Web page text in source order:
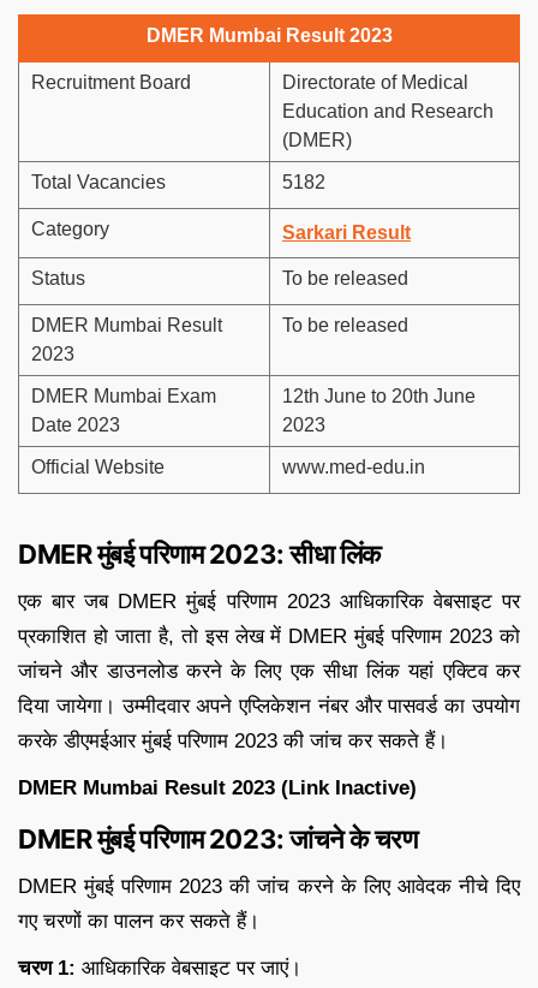
DMER Mumbai Result 2023
Recruitment Board
Directorate of Medical
Education and Research
(DMER)
Total Vacancies 5182
Category Sarkari Result
Status To be released
DMER Mumbai Result
2023
To be released
DMER Mumbai Exam
Date 2023
12th June to 20th June
2023
Official Website www.med-edu.in
DMER मुंबई परिणाम 2023: सीधा लिंक
एक बार जब DMER मुंबई परिणाम 2023 आधिकारिक वेबसाइट पर
प्रकाशित हो जाता है, तो इस लेख में DMER मुंबई परिणाम 2023 को
जांचने और डाउनलोड करने के लिए एक सीधा लिंक यहां एक्टिव कर
दिया जायेगा। उम्मीदवार अपने एप्लिकेशन नंबर और पासवर्ड का उपयोग
करके डीएमईआर मुंबई परिणाम 2023 की जांच कर सकते हैं।
DMER Mumbai Result 2023 (Link Inactive)
DMER मुंबई परिणाम 2023: जांचने के चरण
DMER मुंबई परिणाम 2023 की जांच करने के लिए आवेदक नीचे दिए
गए चरणों का पालन कर सकते हैं।
चरण 1: आधिकारिक वेबसाइट पर जाएं।